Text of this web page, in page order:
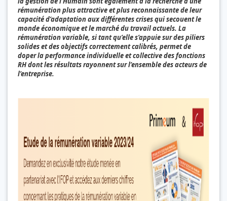
rémunération plus attractive et plus reconnaissante de leur
capacité d’adaptation aux différentes crises qui secouent le
monde économique et le marché du travail actuels. La
rémunération variable, si tant qu’elle s’appuie sur des piliers
solides et des objectifs correctement calibrés, permet de
doper la performance individuelle et collective des fonctions
RH dont les résultats rayonnent sur l’ensemble des acteurs de
l’entreprise.